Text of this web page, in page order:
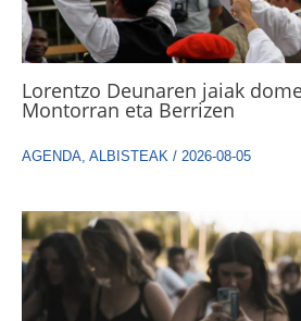
Lorentzo Deunaren jaiak
Montorran eta Berrizen
AGENDA ALBISTEAK / 2026-08-05